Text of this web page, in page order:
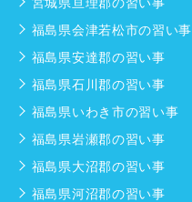
福島県会津若松市の習い事
福島県安達郡の習い事
福島県石川郡の習い事
福島県いわき市の習い事
福島県岩瀬郡の習い事
福島県大沼郡の習い事
福島県河沼郡の習い事